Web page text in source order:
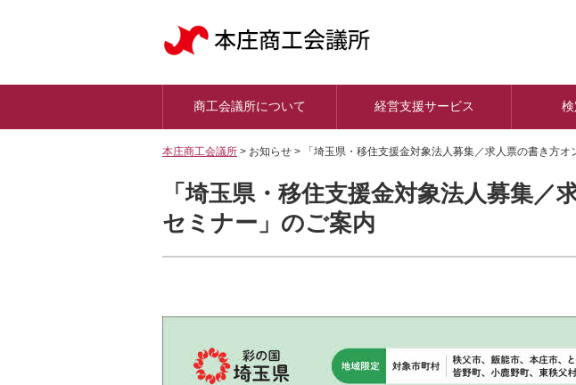
商工会議所について 経営支援サービス
本庄商工会議所 > お知らせ > 「埼玉県・移住支援金対象法人募集／求人票の書き方
「埼玉県・移住支援金対象法人募集／
セミナー」のご案内